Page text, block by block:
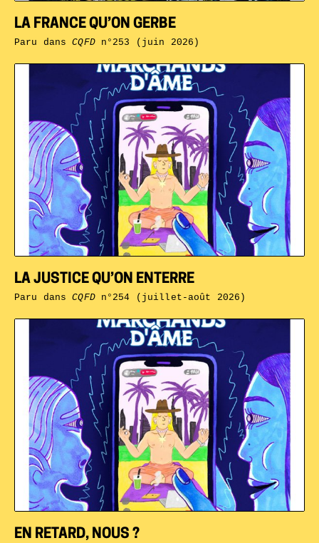
EN RETARD, NOUS ?
LA JUSTICE QU’ON ENTERRE
Paru dansCQFDn°254 (juillet-août 2026)
LA FRANCE QU’ON GERBE
Paru dansCQFDn°253 (juin 2026)